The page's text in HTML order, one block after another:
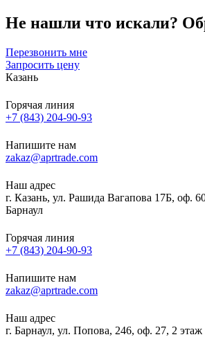
Не нашли что искали?
Перезвонить мне
Запросить цену
Казань
Горячая линия
+7 (843) 204-90-93
Напишите нам
zakaz@aprtrade.com
Наш адрес
г. Казань, ул. Рашида Вагапова 17Б, оф.
Барнаул
Горячая линия
+7 (843) 204-90-93
Напишите нам
zakaz@aprtrade.com
Наш адрес
г. Барнаул, ул. Попова, 246, оф. 27, 2 этаж